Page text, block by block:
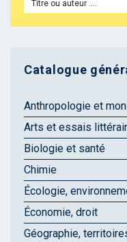
Catalogue
Anthropologie et
Arts et essais
Biologie et santé
Chimie
Écologie,
Économie, droit
Géographie,